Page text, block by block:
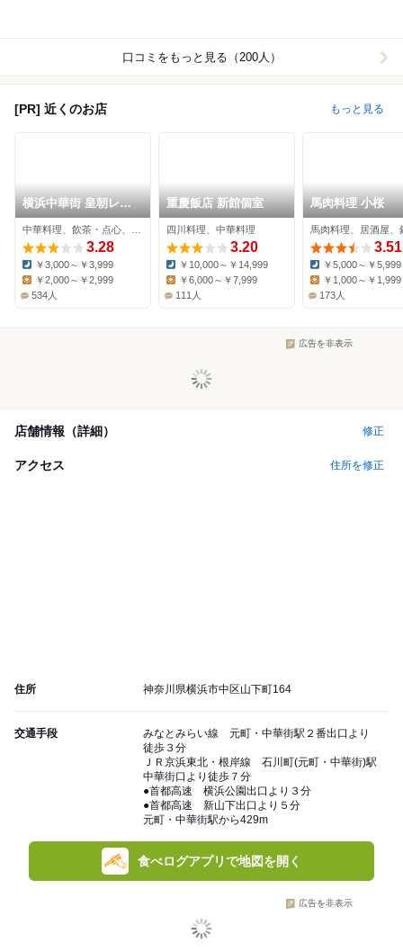
口コミをもっと見る（200人）
[PR] 近くのお店 もっと見る
横浜中華街 皇朝レス
トラン
3.28
Dinner:
￥3,000～￥3,999
￥2,000～￥2,999
534人
重慶飯店 新館個室
四川料理、中華料理
3.20
Dinner:
￥10,000～￥14,999
￥6,000～￥7,999
111人
馬肉料理 小桜
馬肉料理、居酒屋、
3.51
Dinner:
￥5,000～￥5,999
￥1,000～￥1,999
173人
広告を非表示
店舗情報（詳細） 修正
アクセス 住所を修正
住所 神奈川県横浜市中区山下町164
交通手段
みなとみらい線 元町・中華街駅２番出口より
徒歩３分
ＪＲ京浜東北・根岸線 石川町(元町・中華街)駅
中華街口より徒歩７分
●首都高速 横浜公園出口より３分
●首都高速 新山下出口より５分
元町・中華街駅から429m
食べログアプリで地図を開く
広告を非表示